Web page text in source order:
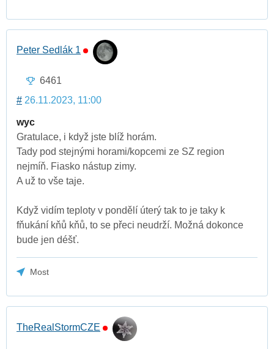
Peter Sedlák 1
6461
# 26.11.2023, 11:00
wyc
Gratulace, i když jste blíž horám.
Tady pod stejnými horami/kopcemi ze SZ region
nejmíň. Fiasko nástup zimy.
A už to vše taje.
Když vidím teploty v pondělí úterý tak to je taky k
fňukání kňů kňů, to se přeci neudrží. Možná dokonce
bude jen déšť.
Most
TheRealStormCZE